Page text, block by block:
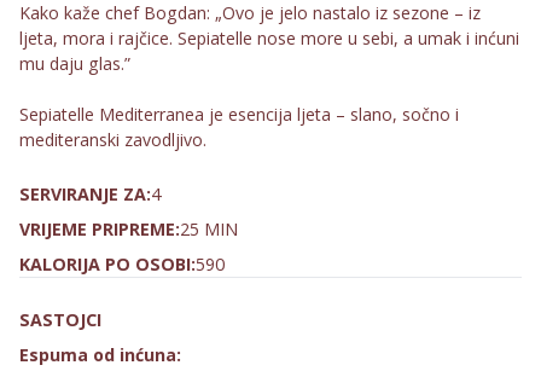
Kako kaže chef Bogdan: „Ovo je jelo nastalo iz sezone – iz
ljeta, mora i rajčice. Sepiatelle nose more u sebi, a umak i inćuni
mu daju glas.”
Sepiatelle Mediterranea je esencija ljeta – slano, sočno i
mediteranski zavodljivo.
SERVIRANJE ZA:4
VRIJEME PRIPREME:25 MIN
KALORIJA PO OSOBI:590
SASTOJCI
Espuma od inćuna: